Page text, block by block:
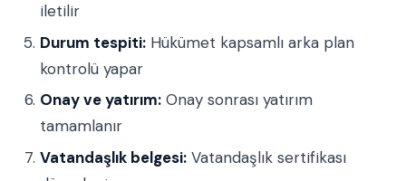
iletilir
Durum tespiti: Hükümet kapsamlı arka plan
kontrolü yapar
Onay ve yatırım: Onay sonrası yatırım
tamamlanır
Vatandaşlık belgesi: Vatandaşlık sertifikası